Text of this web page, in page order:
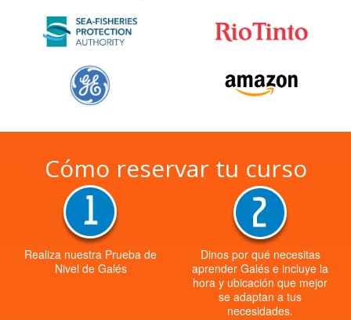
Cómo reservar tu curso
Realiza nuestra Prueba de
Nivel de Galés
Dinos por qué necesitas
aprender Galés e incluye la
hora y ubicación que mejor
se adaptan a tus
necesidades.